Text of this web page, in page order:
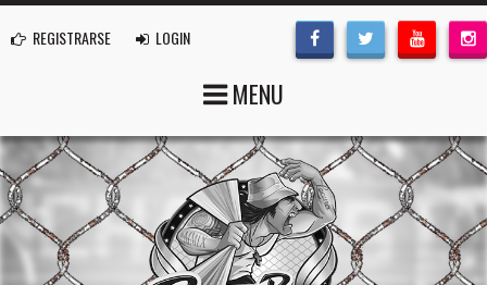
REGISTRARSE LOGIN
MENU